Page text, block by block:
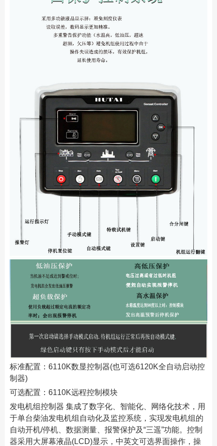
标准配置：6110K数显控制器(也可选6120K全自动启动控
制器)
可选配置：6110K远程控制模块
发电机组控制器 集成了数字化、智能化、网络化技术，用
于单台柴油发电机组自动化及监控系统，实现发电机组的
自动开机/停机、数据测量、报警保护及“三遥”功能。控制
器采用大屏幕液晶(LCD)显示，中英文可选界面操作，操